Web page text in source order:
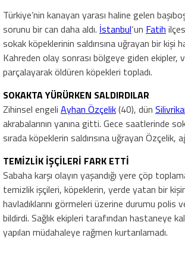
Türkiye’nin kanayan yarası haline gelen
sorunu bir can daha aldı. İstanbul‘un Fatih
sokak köpeklerinin saldırısına uğrayan bir kişi
Kahreden olay sonrası bölgeye giden ekipler,
parçalayarak öldüren köpekleri topladı.
SOKAKTA YÜRÜRKEN SALDIRDILAR
Zihinsel engeli Ayhan Özçelik(40), dün
akrabalarının yanına gitti. Gece saatlerinde
sırada köpeklerin saldırısına uğrayan Özçelik,
TEMİZLİK İŞÇİLERİ FARK ETTİ
Sabaha karşı olayın yaşandığı yere çöp
temizlik işçileri, köpeklerin, yerde yatan bir
havladıklarını görmeleri üzerine durumu polis
bildirdi. Sağlık ekipleri tarafından hastaneye
yapılan müdahaleye rağmen kurtarılamadı.